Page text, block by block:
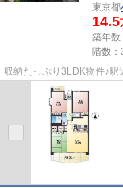
東京都
14.5
築年数
階数：
収納たっぷり3LDK物件♪駅